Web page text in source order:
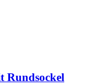
Rundsockel